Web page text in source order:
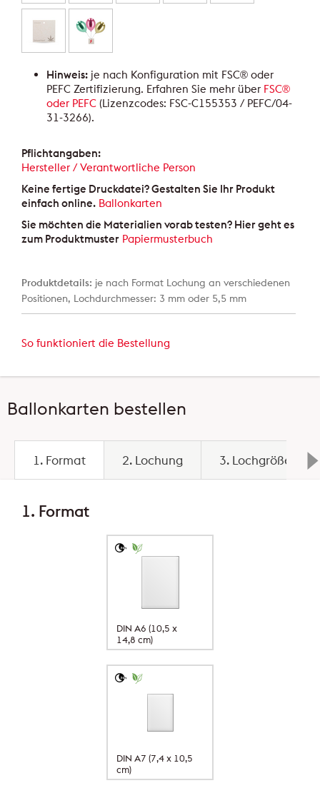
Hinweis: je nach Konfiguration mit FSC® oder
PEFC Zertifizierung. Erfahren Sie mehr über FSC®
oder PEFC (Lizenzcodes: FSC-C155353 / PEFC/04-
31-3266).
Pflichtangaben:
Hersteller / Verantwortliche Person
Keine fertige Druckdatei? Gestalten Sie Ihr Produkt
einfach online. Ballonkarten
Sie möchten die Materialien vorab testen? Hier geht es
zum Produktmuster Papiermusterbuch
Produktdetails: je nach Format Lochung an verschiedenen
Positionen, Lochdurchmesser: 3 mm oder 5,5 mm
So funktioniert die Bestellung
Ballonkarten bestellen
1. Format 2. Lochung 3. Lochgröße
1. Format
DIN A6 (10,5 x
14,8 cm)
DIN A7 (7,4 x 10,5
cm)